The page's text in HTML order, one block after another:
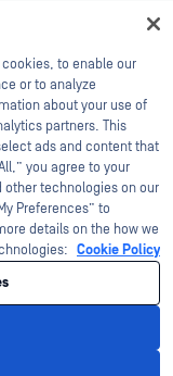
Metascan,
OPSWAT , Protecting the
das InQuest-Logo,
Marken von OPSWAT .
Inhaber.
verwalten
Ihre
to enable our
or to analyze
about your use of
partners. This
ads and content that
you agree to your
other technologies on our
Preferences” to
details on the how we
Cookie Policy
virtual assistant.
what's critical